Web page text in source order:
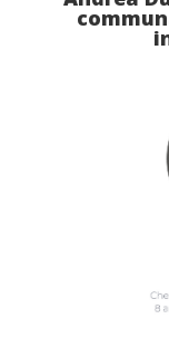
(+34) 93 867